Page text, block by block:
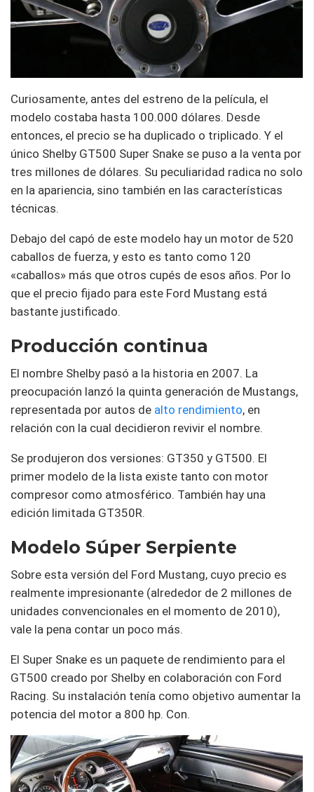
Curiosamente, antes del estreno de la película, el
modelo costaba hasta 100.000 dólares. Desde
entonces, el precio se ha duplicado o triplicado. Y el
único Shelby GT500 Super Snake se puso a la venta por
tres millones de dólares. Su peculiaridad radica no solo
en la apariencia, sino también en las características
técnicas.
Debajo del capó de este modelo hay un motor de 520
caballos de fuerza, y esto es tanto como 120
«caballos» más que otros cupés de esos años. Por lo
que el precio fijado para este Ford Mustang está
bastante justificado.
Producción continua
El nombre Shelby pasó a la historia en 2007. La
preocupación lanzó la quinta generación de Mustangs,
representada por autos de alto rendimiento, en
relación con la cual decidieron revivir el nombre.
Se produjeron dos versiones: GT350 y GT500. El
primer modelo de la lista existe tanto con motor
compresor como atmosférico. También hay una
edición limitada GT350R.
Modelo Súper Serpiente
Sobre esta versión del Ford Mustang, cuyo precio es
realmente impresionante (alrededor de 2 millones de
unidades convencionales en el momento de 2010),
vale la pena contar un poco más.
El Super Snake es un paquete de rendimiento para el
GT500 creado por Shelby en colaboración con Ford
Racing. Su instalación tenía como objetivo aumentar la
potencia del motor a 800 hp. Con.